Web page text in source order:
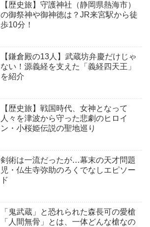
【歴史旅】守護神社（静岡県熱海市）
の御祭神や御神徳は？JR来宮駅から徒
歩10分！
【鎌倉殿の13人】武蔵坊弁慶だけじゃ
ない！源義経を支えた「義経四天王」
を紹介
【歴史旅】戦国時代、女神となって
人々を津波から守った悲劇のヒロイ
ン・小桜姫伝説の聖地巡り
剣術は一流だったが…幕末の天才問題
児・仏生寺弥助のろくでなしエピソー
ド
「鬼武蔵」と恐れられた森長可の愛槍
「人間無骨」とは、一体どんな槍なの